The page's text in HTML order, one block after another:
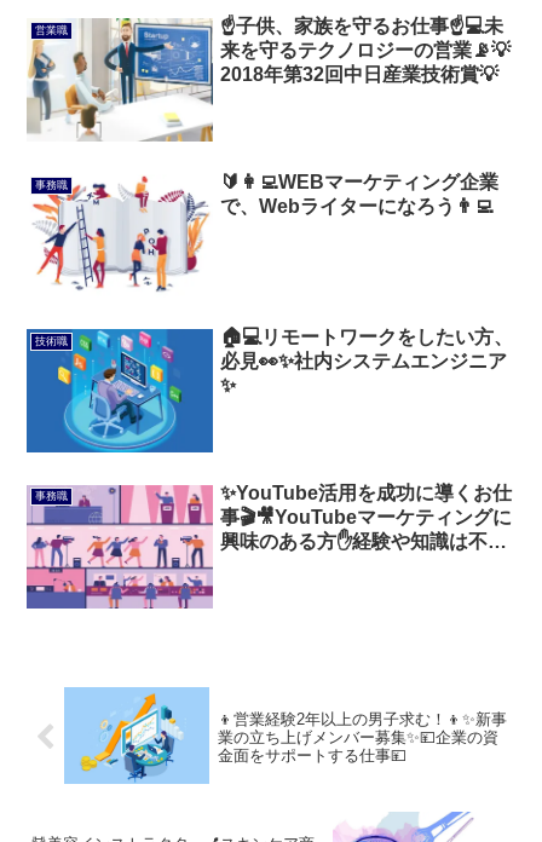
営業職
☝子供、家族を守るお仕事☝💻未
来を守るテクノロジーの営業📡💡
2018年第32回中日産業技術賞💡
事務職
🔰👩‍💻WEBマーケティング企業
で、Webライターになろう👨‍💻
技術職
🏠💻リモートワークをしたい方、
必見👀✨社内システムエンジニア
✨
事務職
✨YouTube活用を成功に導くお仕
事🎬🎥YouTubeマーケティングに
興味のある方✋経験や知識は不要
👦営業経験2年以上の男子求む！👦✨新事
業の立ち上げメンバー募集✨💴企業の資
金面をサポートする仕事💴